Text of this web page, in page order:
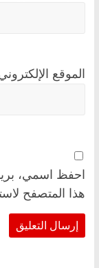
الموقع
احفظ اسمي،
هذا المتصفح